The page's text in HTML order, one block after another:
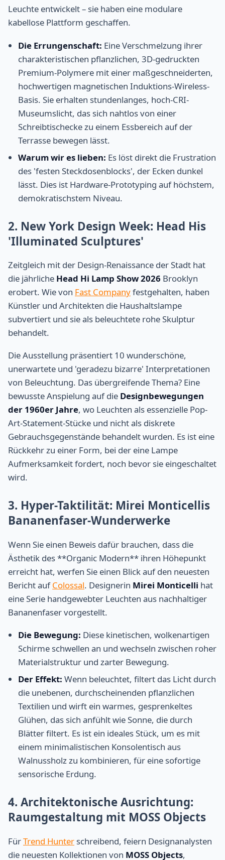
Leuchte entwickelt – sie haben eine modulare
kabellose Plattform geschaffen.
Die Errungenschaft: Eine Verschmelzung ihrer
charakteristischen pflanzlichen, 3D-gedruckten
Premium-Polymere mit einer maßgeschneiderten,
hochwertigen magnetischen Induktions-Wireless-
Basis. Sie erhalten stundenlanges, hoch-CRI-
Museumslicht, das sich nahtlos von einer
Schreibtischecke zu einem Essbereich auf der
Terrasse bewegen lässt.
Warum wir es lieben: Es löst direkt die Frustration
des 'festen Steckdosenblocks', der Ecken dunkel
lässt. Dies ist Hardware-Prototyping auf höchstem,
demokratischstem Niveau.
2. New York Design Week: Head His
'Illuminated Sculptures'
Zeitgleich mit der Design-Renaissance der Stadt hat
die jährliche Head Hi Lamp Show 2026 Brooklyn
erobert. Wie von Fast Companyfestgehalten, haben
Künstler und Architekten die Haushaltslampe
subvertiert und sie als beleuchtete rohe Skulptur
behandelt.
Die Ausstellung präsentiert 10 wunderschöne,
unerwartete und 'geradezu bizarre' Interpretationen
von Beleuchtung. Das übergreifende Thema? Eine
bewusste Anspielung auf die Designbewegungen
der 1960er Jahre, wo Leuchten als essenzielle Pop-
Art-Statement-Stücke und nicht als diskrete
Gebrauchsgegenstände behandelt wurden. Es ist eine
Rückkehr zu einer Form, bei der eine Lampe
Aufmerksamkeit fordert, noch bevor sie eingeschaltet
wird.
3. Hyper-Taktilität: Mirei Monticellis
Bananenfaser-Wunderwerke
Wenn Sie einen Beweis dafür brauchen, dass die
Ästhetik des **Organic Modern** ihren Höhepunkt
erreicht hat, werfen Sie einen Blick auf den neuesten
Bericht aufColossal. Designerin Mirei Monticelli hat
eine Serie handgewebter Leuchten aus nachhaltiger
Bananenfaser vorgestellt.
Die Bewegung: Diese kinetischen, wolkenartigen
Schirme schwellen an und wechseln zwischen roher
Materialstruktur und zarter Bewegung.
Der Effekt: Wenn beleuchtet, filtert das Licht durch
die unebenen, durchscheinenden pflanzlichen
Textilien und wirft ein warmes, gesprenkeltes
Glühen, das sich anfühlt wie Sonne, die durch
Blätter filtert. Es ist ein ideales Stück, um es mit
einem minimalistischen Konsolentisch aus
Walnussholz zu kombinieren, für eine sofortige
sensorische Erdung.
4. Architektonische Ausrichtung:
Raumgestaltung mit MOSS Objects
FürTrend Hunter schreibend, feiern Designanalysten
die neuesten Kollektionen von MOSS Objects,